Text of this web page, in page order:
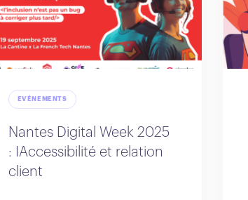
EVÉNEMENTS
Nantes Digital Week 2025
: IAccessibilité et relation
client